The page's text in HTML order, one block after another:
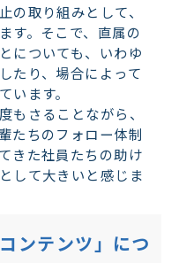
の取り組みとして、
す。そこで、直属の
についても、いわゆ
たり、場合によって
います。
さることながら、
たちのフォロー体制
きた社員たちの助け
して大きいと感じま
ンテンツ」につ